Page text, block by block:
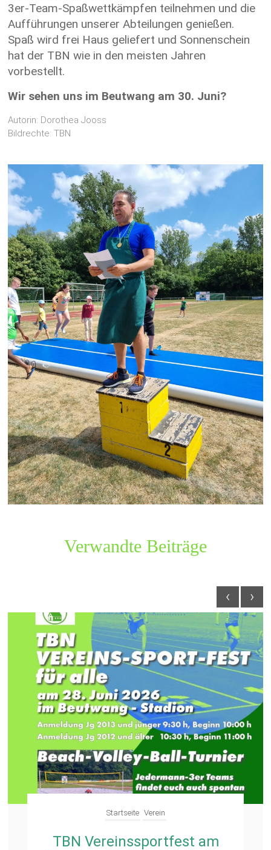
3er-Team-Spaßwettkämpfen teilnehmen und die
Aufführungen unserer Abteilungen genießen.
Spaß wird frei Haus geliefert und Sonnenschein
hat der TBN wie in den meisten Jahren
vorbestellt.
Wir sehen uns im Beutwang am 30. Juni?
Autorin: Dorothea Jooss
Bildrechte: TBN
Verwandte Beiträge
Startseite Verein
TBN Vereinssportfest am
‹ ›